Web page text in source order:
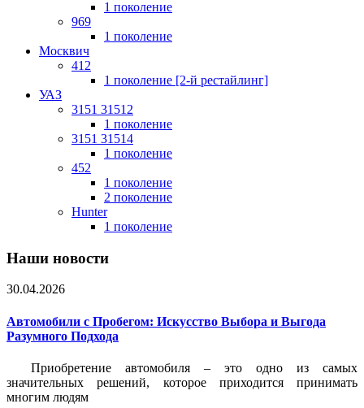
1 поколение
969
1 поколение
Москвич
412
1 поколение [2-й рестайлинг]
УАЗ
3151 31512
1 поколение
3151 31514
1 поколение
452
1 поколение
2 поколение
Hunter
1 поколение
Наши новости
30.04.2026
Автомобили с Пробегом: Искусство Выбора и Выгода
Разумного Подхода
Приобретение автомобиля – это одно из самых
значительных решений, которое приходится принимать
многим людям